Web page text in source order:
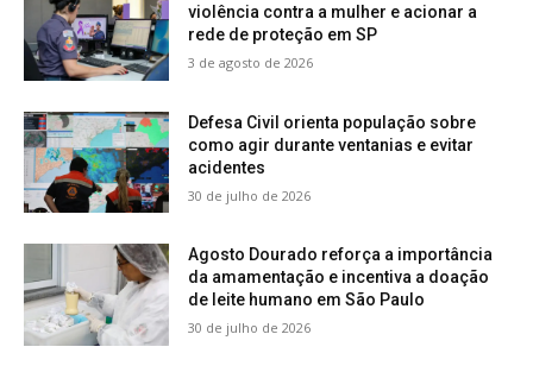
violência contra a mulher e acionar a
rede de proteção em SP
3 de agosto de 2026
Defesa Civil orienta população sobre
como agir durante ventanias e evitar
acidentes
30 de julho de 2026
Agosto Dourado reforça a importância
da amamentação e incentiva a doação
de leite humano em São Paulo
30 de julho de 2026